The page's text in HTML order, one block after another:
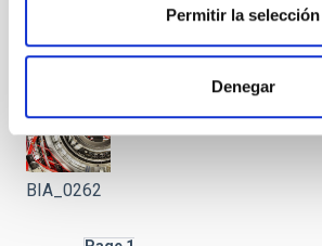
Permitir la selección
Denegar
BIA_0261
BIA_0262